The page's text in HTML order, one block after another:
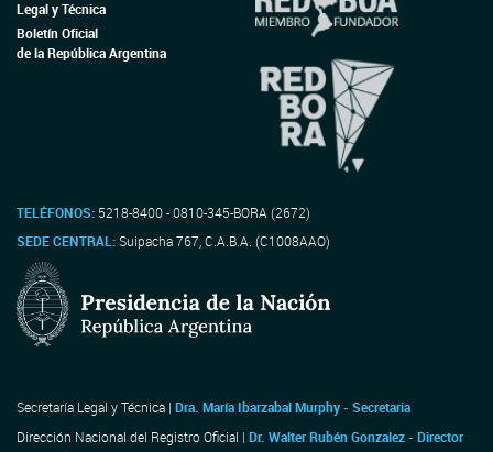
Legal y Técnica
Boletín Oficial
de la República Argentina
TELÉFONOS: 5218-8400 - 0810-345-BORA (2672)
SEDE CENTRAL:Suipacha 767, C.A.B.A. (C1008AAO)
Secretaría Legal y Técnica | Dra. María Ibarzabal Murphy - Secretaria
Dirección Nacional del Registro Oficial | Dr. Walter Rubén Gonzalez - Director